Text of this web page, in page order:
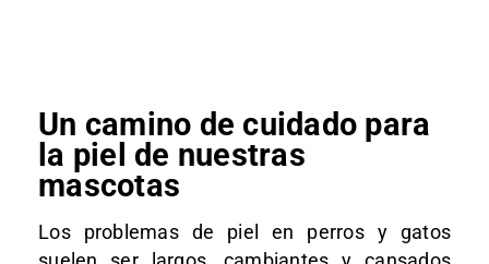
Un camino de cuidado para
la piel de nuestras
mascotas
Los problemas de piel en perros y gatos